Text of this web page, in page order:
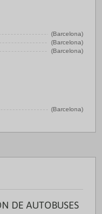
(Barcelona)
(Barcelona)
(Barcelona)
(Barcelona)
DE AUTOBUSES